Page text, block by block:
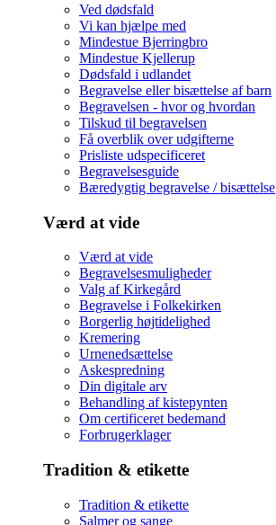
Ved dødsfald
Vi kan hjælpe med
Mindestue Bjerringbro
Mindestue Kjellerup
Dødsfald i udlandet
Begravelse eller bisættelse af barn
Begravelsen - hvor og hvordan
Tilskud til begravelsen
Få overblik over udgifterne
Prisliste udspecificeret
Begravelsesguide
Bæredygtig begravelse / bisættelse
Værd at vide
Værd at vide
Begravelsesmuligheder
Valg af Kirkegård
Begravelse i Folkekirken
Borgerlig højtidelighed
Kremering
Urnenedsættelse
Askespredning
Din digitale arv
Behandling af kistepynten
Om certificeret bedemand
Forbrugerklager
Tradition & etikette
Tradition & etikette
Salmer og sange